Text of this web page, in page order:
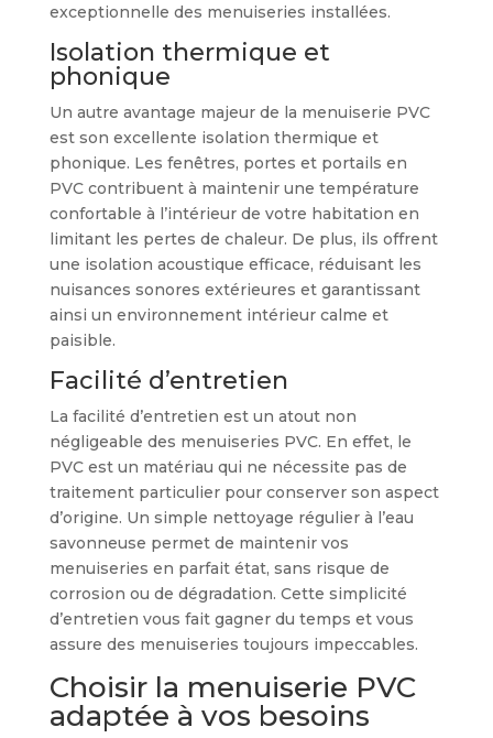
exceptionnelle des menuiseries installées.
Isolation thermique et
phonique
Un autre avantage majeur de la menuiserie PVC
est son excellente isolation thermique et
phonique. Les fenêtres, portes et portails en
PVC contribuent à maintenir une température
confortable à l’intérieur de votre habitation en
limitant les pertes de chaleur. De plus, ils offrent
une isolation acoustique efficace, réduisant les
nuisances sonores extérieures et garantissant
ainsi un environnement intérieur calme et
paisible.
Facilité d’entretien
La facilité d’entretien est un atout non
négligeable des menuiseries PVC. En effet, le
PVC est un matériau qui ne nécessite pas de
traitement particulier pour conserver son aspect
d’origine. Un simple nettoyage régulier à l’eau
savonneuse permet de maintenir vos
menuiseries en parfait état, sans risque de
corrosion ou de dégradation. Cette simplicité
d’entretien vous fait gagner du temps et vous
assure des menuiseries toujours impeccables.
Choisir la menuiserie PVC
adaptée à vos besoins